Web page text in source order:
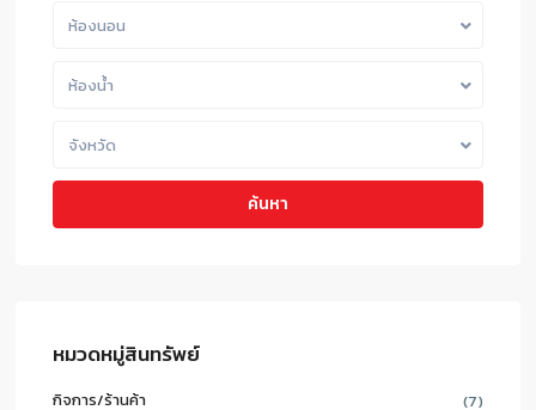
ห้องนอน
ห้องน้ำ
จังหวัด
ค้นหา
หมวดหมู่สินทรัพย์
กิจการ/ร้านค้า (7)